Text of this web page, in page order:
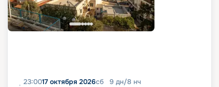
23:0017 октября 2026сб 9 дн/8 нч